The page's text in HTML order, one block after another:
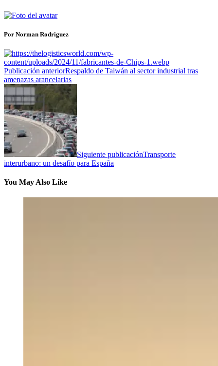
Por Norman Rodriguez
Publicación anteriorRespaldo de Taiwán al sector industrial tras
amenazas arancelarias
Siguiente publicaciónTransporte
interurbano: un desafío para España
You May Also Like